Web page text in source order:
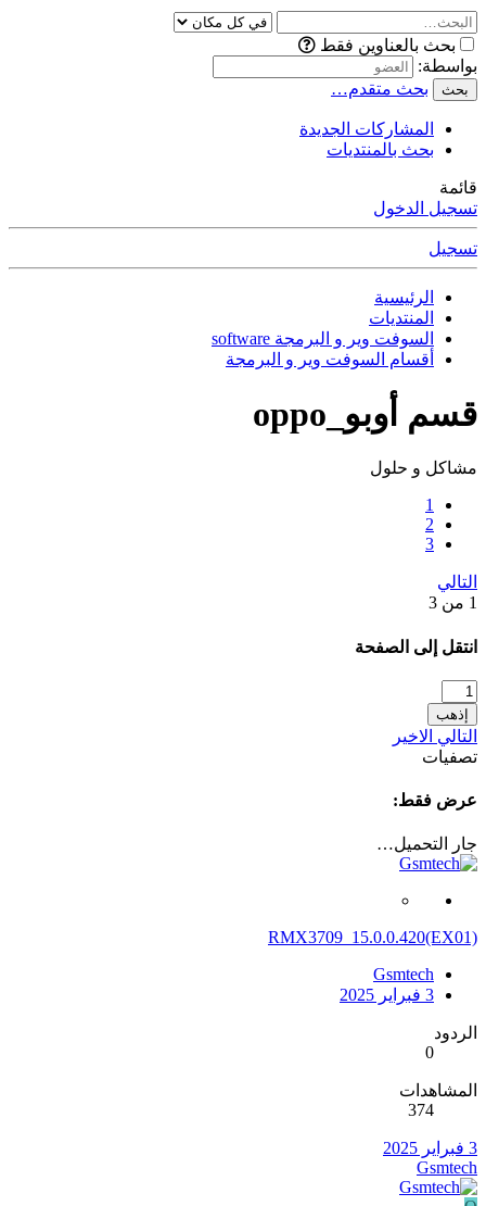
بحث بالعناوين فقط
بواسطة:
بحث بحث متقدم…
المشاركات الجديدة
بحث بالمنتديات
قائمة
تسجيل الدخول
تسجيل
الرئيسية
المنتديات
السوفت وير و البرمجة software
أقسام السوفت وير و البرمجة
قسم أوبو_oppo
مشاكل و حلول
1
2
3
التالي
1 من 3
انتقل إلى الصفحة
إذهب
التالي الاخير
تصفيات
عرض فقط:
جار التحميل…
RMX3709_15.0.0.420(EX01)
Gsmtech
3 فبراير 2025
الردود
0
المشاهدات
374
3 فبراير 2025
Gsmtech